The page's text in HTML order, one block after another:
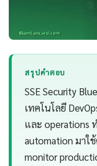
สรุปคำตอบ
SSE Security
เทคโนโลยี
และ operations
automation มาใ
monitor